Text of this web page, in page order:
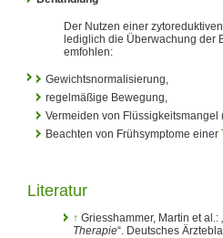
Der Nutzen einer
lediglich die Überwachung der
emfohlen:
Gewichtsnormalisierung,
regelmäßige Bewegung,
Vermeiden von Flüssigkeitsmangel
Beachten von Frühsymptome einer
Literatur
↑ Griesshammer, Martin et al.:
Therapie“. Deutsches